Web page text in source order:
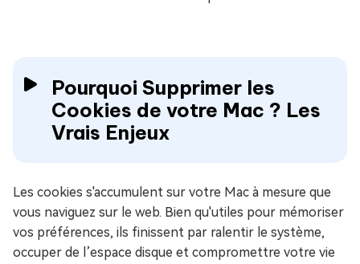
Pourquoi Supprimer les
Cookies de votre Mac ? Les
Vrais Enjeux
Les cookies s'accumulent sur votre Mac à mesure que
vous naviguez sur le web. Bien qu'utiles pour mémoriser
vos préférences, ils finissent par ralentir le système,
occuper de l’espace disque et compromettre votre vie